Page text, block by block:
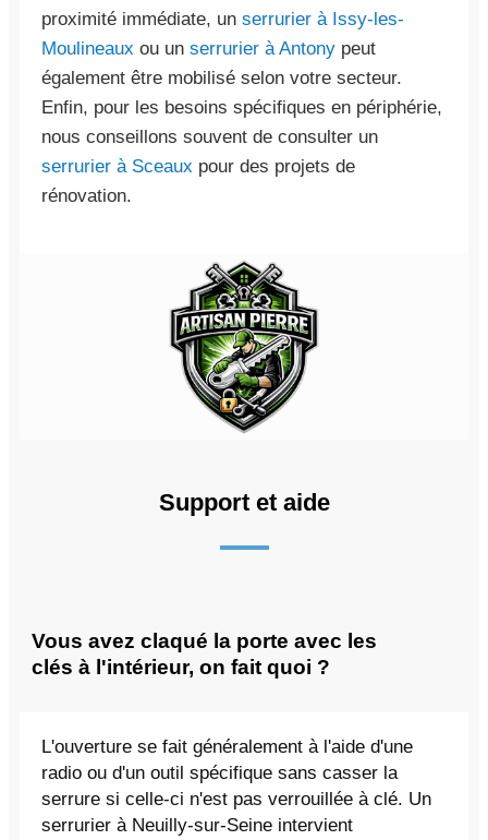
proximité immédiate, un serrurier à Issy-les-
Moulineaux ou un serrurier à Antony peut
également être mobilisé selon votre secteur.
Enfin, pour les besoins spécifiques en périphérie,
nous conseillons souvent de consulter un
serrurier à Sceaux pour des projets de
rénovation.
Support et aide
Vous avez claqué la porte avec les
clés à l'intérieur, on fait quoi ?
L'ouverture se fait généralement à l'aide d'une
radio ou d'un outil spécifique sans casser la
serrure si celle-ci n'est pas verrouillée à clé. Un
serrurier à Neuilly-sur-Seine intervient